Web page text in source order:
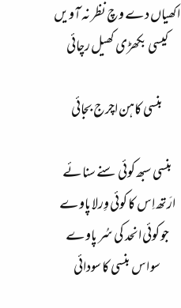
اکھیاں دے وچ نظر نہ آویں
کیسی بکھڑی کھیل رچائی
بنسی کاہن اچرج بجائی
بنسی سبھ کوئی سنے سنائے
ارَتھ اِس کا کوئی وِرلا پاوے
جو کوئی انحد کی سُر پاوے
سو اس بنسی کا سودائی